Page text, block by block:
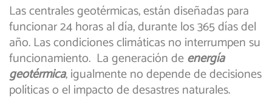
Las centrales geotérmicas, están diseñadas para
funcionar 24 horas al día, durante los 365 días del
año. Las condiciones climáticas no interrumpen su
funcionamiento. La generación deenergía
geotérmica, igualmente no depende de decisiones
políticas o el impacto de desastres naturales.